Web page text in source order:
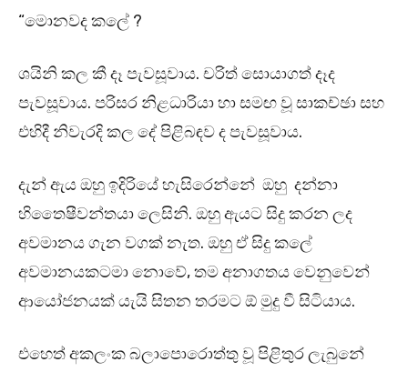
“මොනවද කලේ ?
ශයිනි කල කී දෑ පැවසූවාය. චරිත් සොයාගත් දෑද
පැවසූවාය. පරිසර නිළධාරියා හා සමඟ වූ සාකච්ඡා සහ
එහිදී නිවැරදි කල දේ පිළිබඳව ද පැවසූවාය.
දැන් ඇය ඔහු ඉදිරියේ හැසිරෙන්නේ ඔහු දන්නා
හිතෛෂීවන්තයා ලෙසිනි. ඔහු ඇයට සිදු කරන ලද
අවමානය ගැන වගක් නැත. ඔහු ඒ සිදු කලේ
අවමානයකටමා නොවේ, තම අනාගතය වෙනුවෙන්
ආයෝජනයක් යැයි සිතන තරමට ඕ මුදු වී සිටියාය.
එහෙත් අකලංක බලාපොරොත්තු වූ පිළිතුර ලැබුනේ